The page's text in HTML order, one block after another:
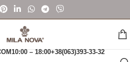
10:00 – 18:00+38(063)393-33-32